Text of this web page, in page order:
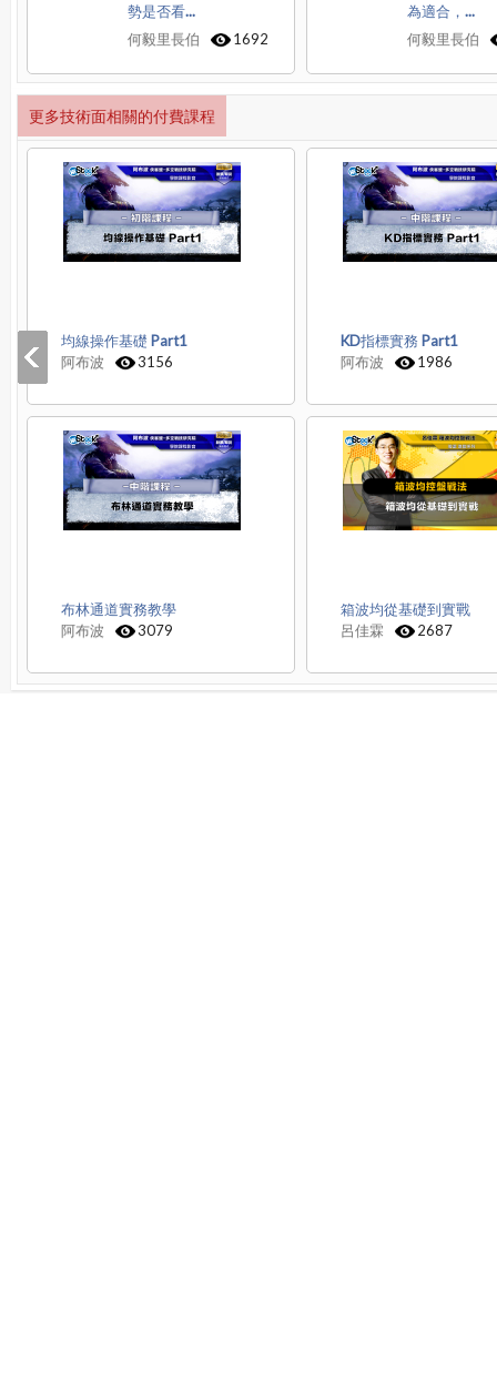
勢是否看...
何毅里長伯
1692
為適合，...
何毅里長伯
更多技術面相關的付費課程
均線操作基礎 Part1
阿布波
3156
KD指標實務 Part1
阿布波
1986
布林通道實務教學
阿布波
3079
箱波均從基礎到實戰
呂佳霖
2687